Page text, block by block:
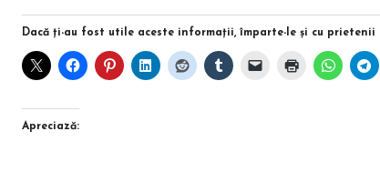
Dacă ţi-au fost utile aceste informaţii, împarte-le şi cu
Apreciază: